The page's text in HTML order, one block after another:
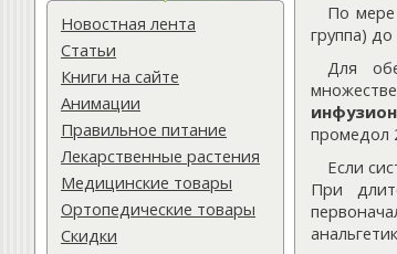
Новостная лента
Статьи
Книги на сайте
Анимации
Правильное питание
Лекарственные растения
Медицинские товары
Ортопедические товары
Скидки
По мере
группа) до
Для
промедол
Если
При